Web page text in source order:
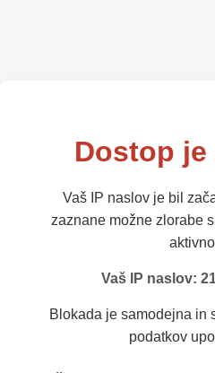
Dostop
Vaš IP naslov je bil
zaznane možne zlorabe
Vaš IP naslov:
Blokada je samodejna in
podatkov